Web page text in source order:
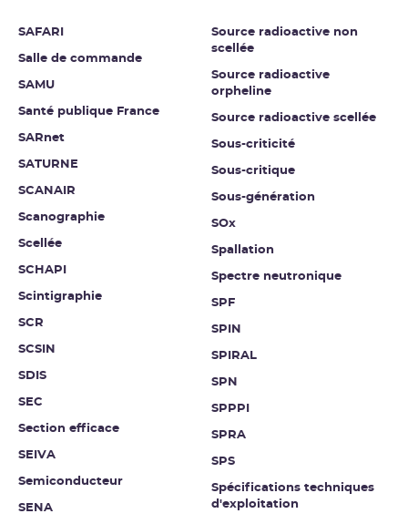
SAFARI
Salle de commande
SAMU
Santé publique France
SARnet
SATURNE
SCANAIR
Scanographie
Scellée
SCHAPI
Scintigraphie
SCR
SCSIN
SDIS
SEC
Section efficace
SEIVA
Semiconducteur
SENA
Source radioactive non
scellée
Source radioactive
orpheline
Source radioactive scellée
Sous-criticité
Sous-critique
Sous-génération
SOx
Spallation
Spectre neutronique
SPF
SPIN
SPIRAL
SPN
SPPPI
SPRA
SPS
Spécifications techniques
d'exploitation